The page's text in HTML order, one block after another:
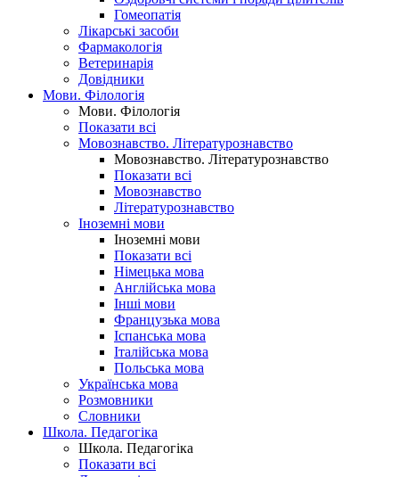
Гомеопатія
Лікарські засоби
Фармакологія
Ветеринарія
Довідники
Мови. Філологія
Мови. Філологія
Показати всі
Мовознавство. Літературознавство
Мовознавство. Літературознавство
Показати всі
Мовознавство
Літературознавство
Іноземні мови
Іноземні мови
Показати всі
Німецька мова
Англійська мова
Інші мови
Французька мова
Іспанська мова
Італійська мова
Польська мова
Українська мова
Розмовники
Словники
Школа. Педагогіка
Школа. Педагогіка
Показати всі